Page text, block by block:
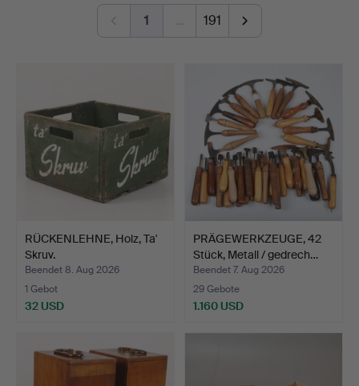
1 … 191
RÜCKENLEHNE, Holz, Ta'
Skruv.
Beendet 8. Aug 2026
1 Gebot
32 USD
PRÄGEWERKZEUGE, 42
Stück, Metall / gedrech…
Beendet 7. Aug 2026
29 Gebote
1.160 USD